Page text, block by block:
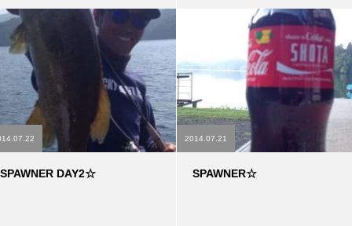
SPAWNER DAY2☆
2014.07.21
SPAWNER☆